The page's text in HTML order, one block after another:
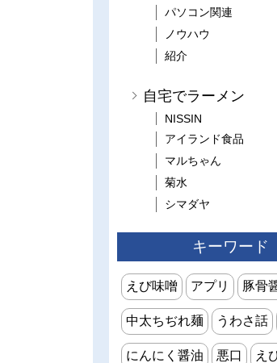
パソコン関連
ノウハウ
紹介
自宅でラーメン
NISSIN
アイランド食品
マルちゃん
菊水
シマダヤ
キーワード
えび味噌 アプリ 豚骨
中太ちぢれ麺 うわさ話
にんにく醤油 悪口 え